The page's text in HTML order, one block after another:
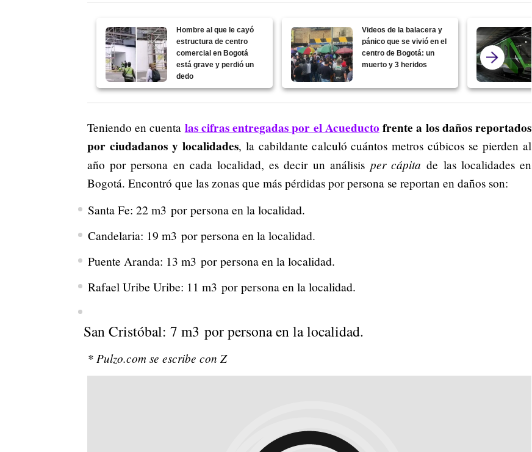
Hombre al que le cayó
estructura de centro
comercial en Bogotá
está grave y perdió un
dedo
Videos de la balacera y
pánico que se vivió en el
centro de Bogotá: un
muerto y 3 heridos
Teniendo en cuenta las cifras entregadas por el Acueducto frente a los daños reportados
por ciudadanos y localidades, la cabildante calculó cuántos metros cúbicos se pierden al
año por persona en cada localidad, es decir un análisis per cápitade las localidades en
Bogotá. Encontró que las zonas que más pérdidas por persona se reportan en daños son:
Santa Fe: 22 m3 por persona en la localidad.
Candelaria: 19 m3 por persona en la localidad.
Puente Aranda: 13 m3 por persona en la localidad.
Rafael Uribe Uribe: 11 m3 por persona en la localidad.
San Cristóbal: 7 m3 por persona en la localidad.
* Pulzo.com se escribe con Z